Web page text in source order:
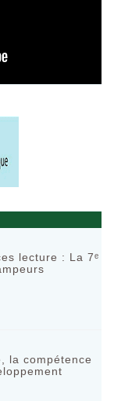
lecture : La 7ᵉ
la compétence